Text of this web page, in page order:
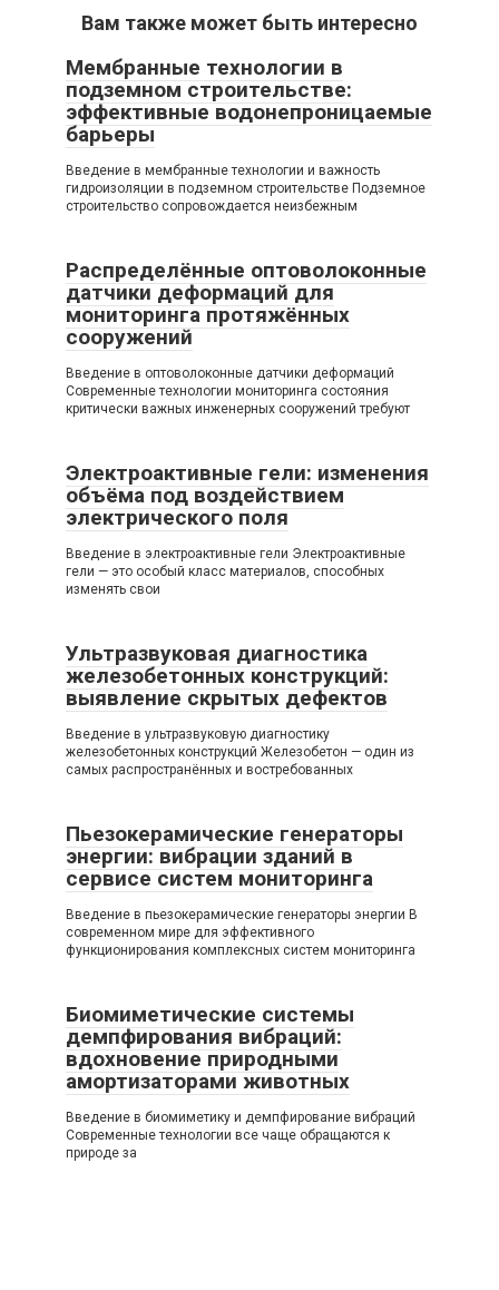
Вам также может быть интересно
Мембранные технологии в
подземном строительстве:
эффективные водонепроницаемые
барьеры
Введение в мембранные технологии и важность
гидроизоляции в подземном строительстве Подземное
строительство сопровождается неизбежным
Распределённые оптоволоконные
датчики деформаций для
мониторинга протяжённых
сооружений
Введение в оптоволоконные датчики деформаций
Современные технологии мониторинга состояния
критически важных инженерных сооружений требуют
Электроактивные гели: изменения
объёма под воздействием
электрического поля
Введение в электроактивные гели Электроактивные
гели — это особый класс материалов, способных
изменять свои
Ультразвуковая диагностика
железобетонных конструкций:
выявление скрытых дефектов
Введение в ультразвуковую диагностику
железобетонных конструкций Железобетон — один из
самых распространённых и востребованных
Пьезокерамические генераторы
энергии: вибрации зданий в
сервисе систем мониторинга
Введение в пьезокерамические генераторы энергии В
современном мире для эффективного
функционирования комплексных систем мониторинга
Биомиметические системы
демпфирования вибраций:
вдохновение природными
амортизаторами животных
Введение в биомиметику и демпфирование вибраций
Современные технологии все чаще обращаются к
природе за